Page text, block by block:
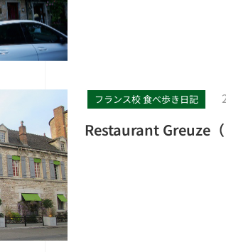
フランス校 食べ歩き日記
Restaurant Greuze（